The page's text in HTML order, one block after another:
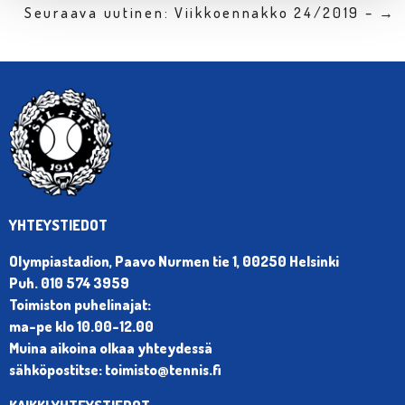
Seuraava uutinen: Viikkoennakko 24/2019 – →
YHTEYSTIEDOT
Olympiastadion, Paavo Nurmen tie 1, 00250 Helsinki
Puh. 010 574 3959
Toimiston puhelinajat:
ma-pe klo 10.00-12.00
Muina aikoina olkaa yhteydessä
sähköpostitse: toimisto@tennis.fi